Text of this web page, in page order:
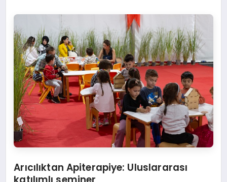
Arıcılıktan Apiterapiye: Uluslararası